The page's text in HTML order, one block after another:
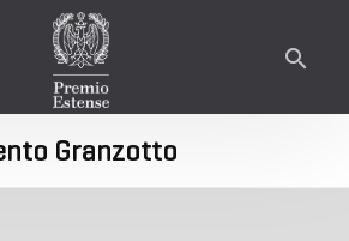
Granzotto